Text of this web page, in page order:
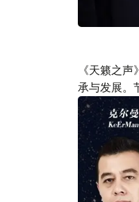
《天籁之
承与发展。